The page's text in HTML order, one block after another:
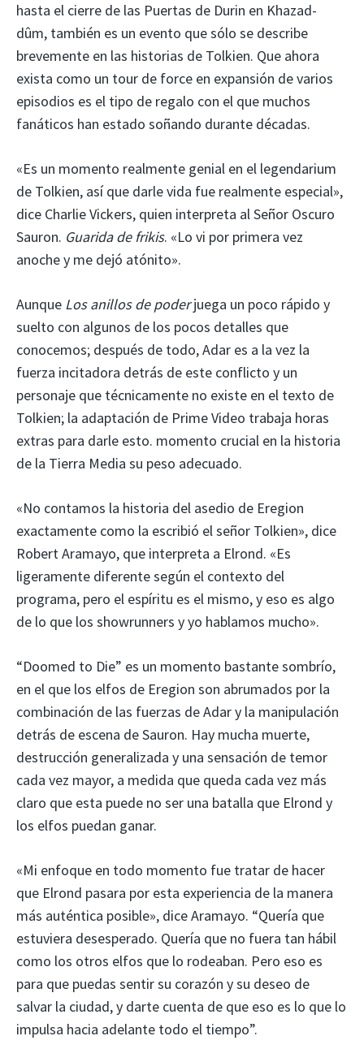
hasta el cierre de las Puertas de Durin en Khazad-
dûm, también es un evento que sólo se describe
brevemente en las historias de Tolkien. Que ahora
exista como un tour de force en expansión de varios
episodios es el tipo de regalo con el que muchos
fanáticos han estado soñando durante décadas.
«Es un momento realmente genial en el legendarium
de Tolkien, así que darle vida fue realmente especial»,
dice Charlie Vickers, quien interpreta al Señor Oscuro
Sauron. Guarida de frikis. «Lo vi por primera vez
anoche y me dejó atónito».
Aunque Los anillos de poderjuega un poco rápido y
suelto con algunos de los pocos detalles que
conocemos; después de todo, Adar es a la vez la
fuerza incitadora detrás de este conflicto y un
personaje que técnicamente no existe en el texto de
Tolkien; la adaptación de Prime Video trabaja horas
extras para darle esto. momento crucial en la historia
de la Tierra Media su peso adecuado.
«No contamos la historia del asedio de Eregion
exactamente como la escribió el señor Tolkien», dice
Robert Aramayo, que interpreta a Elrond. «Es
ligeramente diferente según el contexto del
programa, pero el espíritu es el mismo, y eso es algo
de lo que los showrunners y yo hablamos mucho».
“Doomed to Die” es un momento bastante sombrío,
en el que los elfos de Eregion son abrumados por la
combinación de las fuerzas de Adar y la manipulación
detrás de escena de Sauron. Hay mucha muerte,
destrucción generalizada y una sensación de temor
cada vez mayor, a medida que queda cada vez más
claro que esta puede no ser una batalla que Elrond y
los elfos puedan ganar.
«Mi enfoque en todo momento fue tratar de hacer
que Elrond pasara por esta experiencia de la manera
más auténtica posible», dice Aramayo. “Quería que
estuviera desesperado. Quería que no fuera tan hábil
como los otros elfos que lo rodeaban. Pero eso es
para que puedas sentir su corazón y su deseo de
salvar la ciudad, y darte cuenta de que eso es lo que lo
impulsa hacia adelante todo el tiempo”.